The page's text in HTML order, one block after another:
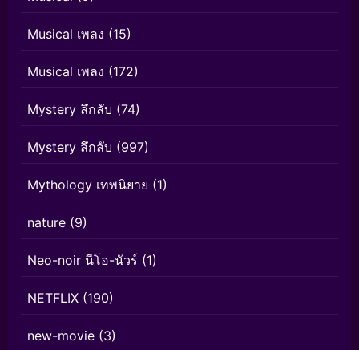
Musical เพลง (15)
Musical เพลง (172)
Mystery ลึกลับ (74)
Mystery ลึกลับ (997)
Mythology เทพนิยาย (1)
nature (9)
Neo-noir นีโอ-นัวร์ (1)
NETFLIX (190)
new-movie (3)